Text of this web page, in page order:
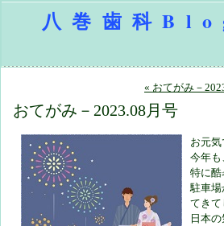
八巻歯科
« おてがみ－
おてがみ－2023.08月号
お元気
今年も
特に酷
駐車場
てきて
日本